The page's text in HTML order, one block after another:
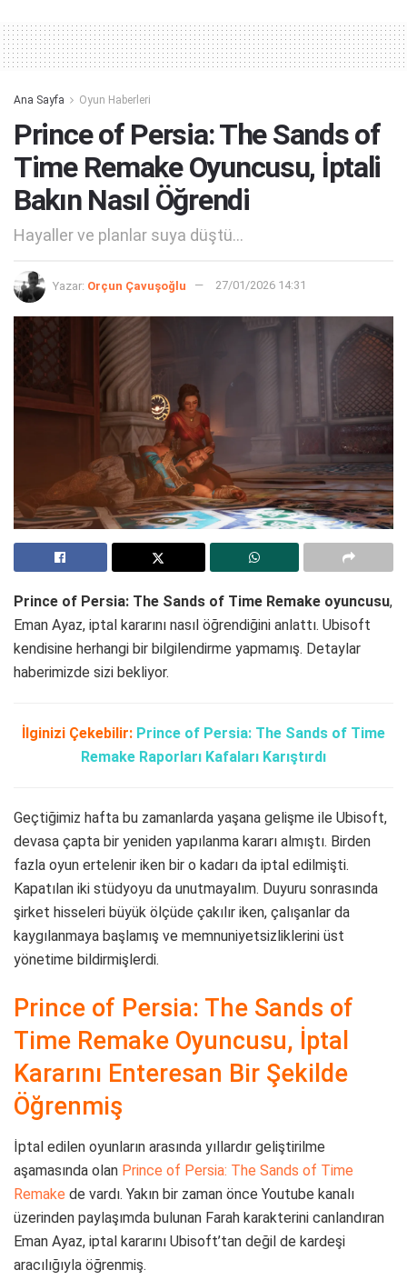
Ana Sayfa Oyun Haberleri
Prince of Persia: The Sands of
Time Remake Oyuncusu, İptali
Bakın Nasıl Öğrendi
Hayaller ve planlar suya düştü...
Yazar: Orçun Çavuşoğlu 27/01/2026 14:31
Prince of Persia: The Sands of Time Remake oyuncusu,
Eman Ayaz, iptal kararını nasıl öğrendiğini anlattı. Ubisoft
kendisine herhangi bir bilgilendirme yapmamış. Detaylar
haberimizde sizi bekliyor.
İlginizi Çekebilir: Prince of Persia: The Sands of Time
Remake Raporları Kafaları Karıştırdı
Geçtiğimiz hafta bu zamanlarda yaşana gelişme ile Ubisoft,
devasa çapta bir yeniden yapılanma kararı almıştı. Birden
fazla oyun ertelenir iken bir o kadarı da iptal edilmişti.
Kapatılan iki stüdyoyu da unutmayalım. Duyuru sonrasında
şirket hisseleri büyük ölçüde çakılır iken, çalışanlar da
kaygılanmaya başlamış ve memnuniyetsizliklerini üst
yönetime bildirmişlerdi.
Prince of Persia: The Sands of
Time Remake Oyuncusu, İptal
Kararını Enteresan Bir Şekilde
Öğrenmiş
İptal edilen oyunların arasında yıllardır geliştirilme
aşamasında olan Prince of Persia: The Sands of Time
Remake de vardı. Yakın bir zaman önce Youtube kanalı
üzerinden paylaşımda bulunan Farah karakterini canlandıran
Eman Ayaz, iptal kararını Ubisoft’tan değil de kardeşi
aracılığıyla öğrenmiş.